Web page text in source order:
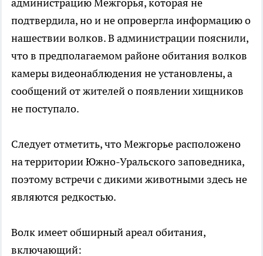
администрацию Межгорья, которая не
подтвердила, но и не опровергла информацию о
нашествии волков. В администрации пояснили,
что в предполагаемом районе обитания волков
камеры видеонаблюдения не установлены, а
сообщений от жителей о появлении хищников
не поступало.
Следует отметить, что Межгорье расположено
на территории Южно-Уральского заповедника,
поэтому встречи с дикими животными здесь не
являются редкостью.
Волк имеет обширный ареал обитания,
включающий: